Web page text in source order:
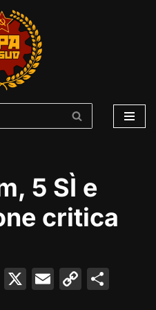
5 SÌ e
critica
F X E C